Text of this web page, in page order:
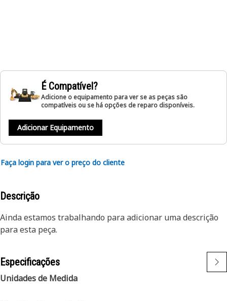
É Compatível?
Adicione o equipamento para ver se as peças são
compatíveis ou se há opções de reparo disponíveis.
Adicionar Equipamento
Faça login para ver o preço do cliente
Descrição
Ainda estamos trabalhando para adicionar uma descrição
para esta peça.
Especificações
Unidades de Medida